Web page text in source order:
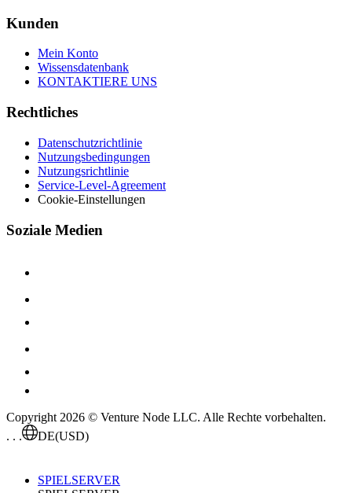
Kunden
Mein Konto
Wissensdatenbank
KONTAKTIERE UNS
Rechtliches
Datenschutzrichtlinie
Nutzungsbedingungen
Nutzungsrichtlinie
Service-Level-Agreement
Cookie-Einstellungen
Soziale Medien
Copyright 2026 © Venture Node LLC. Alle Rechte vorbehalten.
. . .
DE(USD)
SPIELSERVER